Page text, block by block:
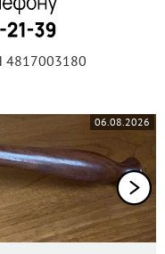
4817003180
06.08.2026